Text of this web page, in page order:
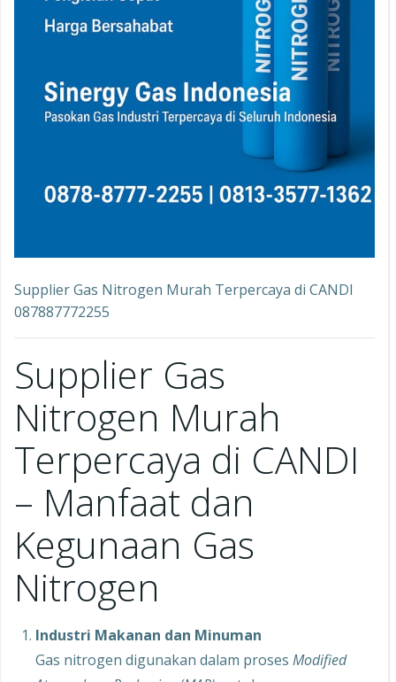
Supplier Gas Nitrogen Murah Terpercaya di CANDI
087887772255
Supplier Gas
Nitrogen Murah
Terpercaya di CANDI
– Manfaat dan
Kegunaan Gas
Nitrogen
Industri Makanan dan Minuman
Gas nitrogen digunakan dalam proses Modified